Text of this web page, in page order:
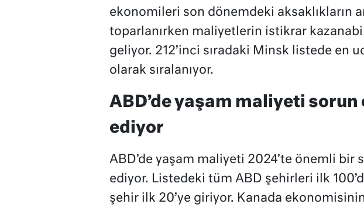
ekonomileri son dönemdeki aksaklıkların
toparlanırken maliyetlerin istikrar
geliyor. 212’inci sıradaki Minsk listede en
olarak sıralanıyor.
ABD’de yaşam maliyeti
ediyor
ABD’de yaşam maliyeti 2024’te önemli bir
ediyor. Listedeki tüm ABD şehirleri ilk
şehir ilk 20’ye giriyor. Kanada ekonomisinin